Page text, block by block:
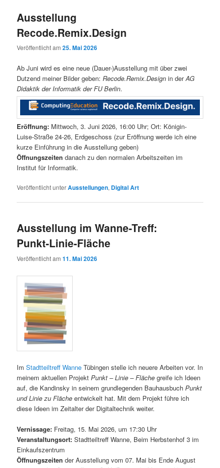
Ausstellung
Recode.Remix.Design
Veröffentlicht am25. Mai 2026
Ab Juni wird es eine neue (Dauer-)Ausstellung mit über zwei
Dutzend meiner Bilder geben: Recode.Remix.Design in derAG
Didaktik der Informatik der FU Berlin.
Eröffnung: Mittwoch, 3. Juni 2026, 16:00 Uhr; Ort: Königin-
Luise-Straße 24-26, Erdgeschoss (zur Eröffnung werde ich eine
kurze Einführung in die Ausstellung geben)
Öffnungszeiten danach zu den normalen Arbeitszeiten im
Institut für Informatik.
Veröffentlicht unterAusstellungen, Digital Art
Ausstellung im Wanne-Treff:
Punkt-Linie-Fläche
Veröffentlicht am11. Mai 2026
ImStadtteiltreff Wanne Tübingen stelle ich neuere Arbeiten vor. In
meinem aktuellen Projekt Punkt – Linie – Fläche greife ich Ideen
auf, die Kandinsky in seinem grundlegenden BauhausbuchPunkt
und Linie zu Fläche entwickelt hat. Mit dem Projekt führe ich
diese Ideen im Zeitalter der Digitaltechnik weiter.
Vernissage: Freitag, 15. Mai 2026, um 17:30 Uhr
Veranstaltungsort: Stadtteiltreff Wanne, Beim Herbstenhof 3 im
Einkaufszentrum
Öffnungszeiten der Ausstellung vom 07. Mai bis Ende August